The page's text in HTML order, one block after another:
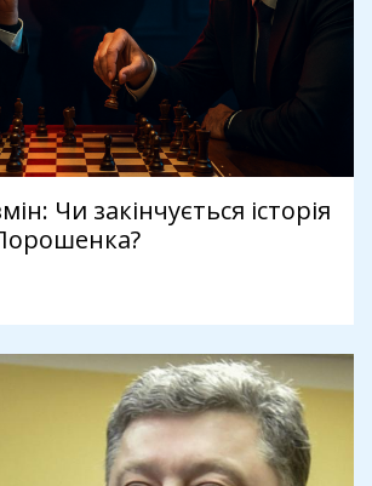
Чи закінчується історія